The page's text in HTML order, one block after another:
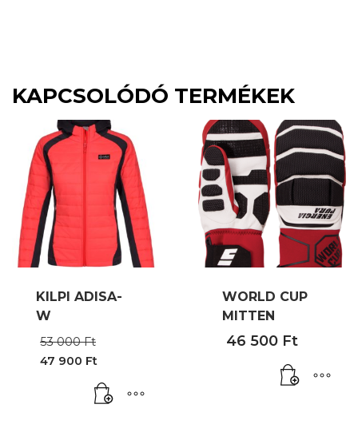
KAPCSOLÓDÓ TERMÉKEK
KILPI ADISA-
W
53 000Ft
000 Ft.
47 900 Ft
WORLD CUP
MITTEN
46 500 Ft